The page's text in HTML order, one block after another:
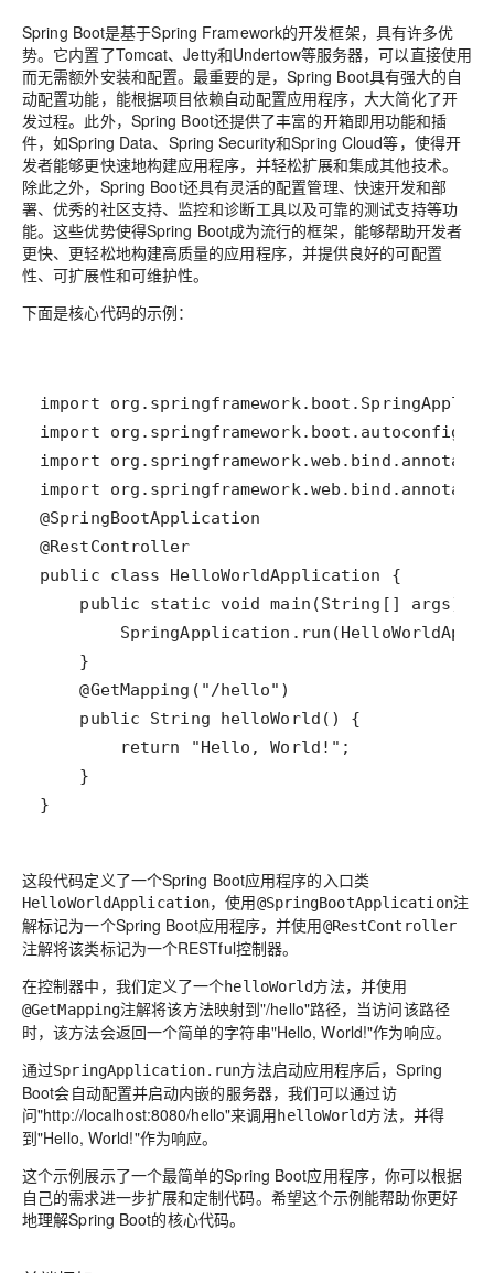
Spring Boot是基于Spring Framework的开发框架，具有许多优
势。它内置了Tomcat、Jetty和Undertow等服务器，可以直接使用
而无需额外安装和配置。最重要的是，Spring Boot具有强大的自
动配置功能，能根据项目依赖自动配置应用程序，大大简化了开
发过程。此外，Spring Boot还提供了丰富的开箱即用功能和插
件，如Spring Data、Spring Security和Spring Cloud等，使得开
发者能够更快速地构建应用程序，并轻松扩展和集成其他技术。
除此之外，Spring Boot还具有灵活的配置管理、快速开发和部
署、优秀的社区支持、监控和诊断工具以及可靠的测试支持等功
能。这些优势使得Spring Boot成为流行的框架，能够帮助开发者
更快、更轻松地构建高质量的应用程序，并提供良好的可配置
性、可扩展性和可维护性。
下面是核心代码的示例：
}
这段代码定义了一个Spring Boot应用程序的入口类
HelloWorldApplication，使用@SpringBootApplication注
解标记为一个Spring Boot应用程序，并使用@RestController
注解将该类标记为一个RESTful控制器。
在控制器中，我们定义了一个helloWorld方法，并使用
@GetMapping注解将该方法映射到"/hello"路径，当访问该路径
时，该方法会返回一个简单的字符串"Hello, World!"作为响应。
通过SpringApplication.run方法启动应用程序后，Spring
Boot会自动配置并启动内嵌的服务器，我们可以通过访
问"http://localhost:8080/hello"来调用helloWorld方法，并得
到"Hello, World!"作为响应。
这个示例展示了一个最简单的Spring Boot应用程序，你可以根据
自己的需求进一步扩展和定制代码。希望这个示例能帮助你更好
地理解Spring Boot的核心代码。